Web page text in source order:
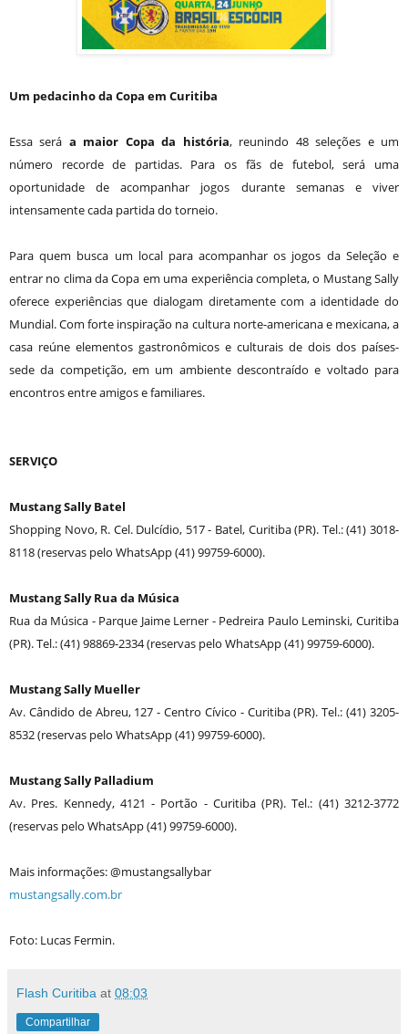
Um pedacinho da Copa em Curitiba
Essa será a maior Copa da história, reunindo 48 seleções e um
número recorde de partidas. Para os fãs de futebol, será uma
oportunidade de acompanhar jogos durante semanas e viver
intensamente cada partida do torneio.
Para quem busca um local para acompanhar os jogos da Seleção e
entrar no clima da Copa em uma experiência completa, o Mustang Sally
oferece experiências que dialogam diretamente com a identidade do
Mundial. Com forte inspiração na cultura norte-americana e mexicana, a
casa reúne elementos gastronômicos e culturais de dois dos países-
sede da competição, em um ambiente descontraído e voltado para
encontros entre amigos e familiares.
SERVIÇO
Mustang Sally Batel
Shopping Novo, R. Cel. Dulcídio, 517 - Batel, Curitiba (PR). Tel.: (41) 3018-
8118 (reservas pelo WhatsApp (41) 99759-6000).
Mustang Sally Rua da Música
Rua da Música - Parque Jaime Lerner - Pedreira Paulo Leminski, Curitiba
(PR). Tel.: (41) 98869-2334 (reservas pelo WhatsApp (41) 99759-6000).
Mustang Sally Mueller
Av. Cândido de Abreu, 127 - Centro Cívico - Curitiba (PR). Tel.: (41) 3205-
8532 (reservas pelo WhatsApp (41) 99759-6000).
Mustang Sally Palladium
Av. Pres. Kennedy, 4121 - Portão - Curitiba (PR). Tel.: (41) 3212-3772
(reservas pelo WhatsApp (41) 99759-6000).
Mais informações: @mustangsallybar
mustangsally.com.br
Foto: Lucas Fermin.
Flash Curitiba at 08:03
Compartilhar